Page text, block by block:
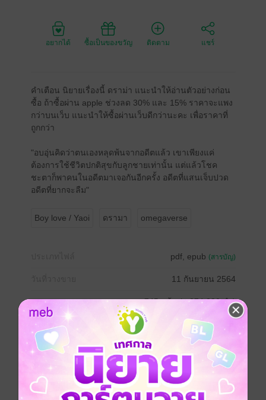
อยากได้ ซื้อเป็นของขวัญ ติดตาม แชร์
คำเตือน นิยายเรื่องนี้ ดราม่า แนะนำให้อ่านตัวอย่างก่อน
ซื้อ ถ้าซื้อผ่าน apple ช่วงลด 30% และ 15% ราคาจะแพง
กว่าบนเว็บ แนะนำให้ซื้อผ่านเว็บดีกว่านะคะ เพื่อราคาที่
ถูกกว่า
"อบอุ่นคิดว่าตนเองหลุดพ้นจากอดีตแล้ว เขาเพียงแค่
ต้องการใช้ชีวิตปกติสุขกับลูกชายเท่านั้น แต่แล้วโชค
ชะตาก็พาคนในอดีตมาเจอกันอีกครั้ง อดีตที่แสนเจ็บปวด
อดีตที่ยากจะลืม"
Boy love / Yaoi ดรามา omegaverse
pdf, epub (สารบัญ)
11 กันยายน 2564
ความยาว 745 หน้า (≈ 274,380 คำ)
ราคาปก 599 บาท
เรื่องที่คุณน่าจะสนใจ